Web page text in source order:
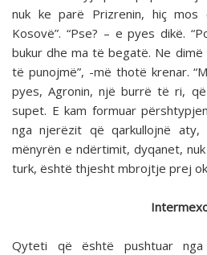
nuk ke parë Prizrenin, hiç
Kosovë”. “Pse? – e pyes dikë.
bukur dhe ma të begatë. Ne
të punojmë”, -më thotë krenar.
pyes, Agronin, një burrë të ri,
supet. E kam formuar
nga njerëzit që qarkullojnë aty,
mënyrën e ndërtimit, dyqanet,
turk, është thjesht mbrojtje prej
Qyteti që është pushtuar